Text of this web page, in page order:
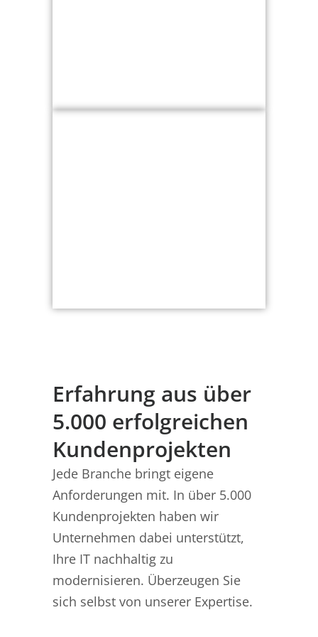
Erfahrung aus über
5.000 erfolgreichen
Kundenprojekten
Jede Branche bringt eigene
Anforderungen mit. In über 5.000
Kundenprojekten haben wir
Unternehmen dabei unterstützt,
Ihre IT nachhaltig zu
modernisieren. Überzeugen Sie
sich selbst von unserer Expertise.